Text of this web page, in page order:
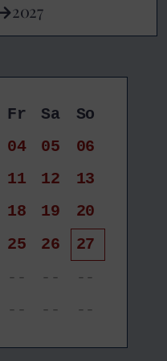
2027
Fr Sa
So
04 05
06
11 12
13
18 19
20
25 26
27
-- --
--
-- -- --